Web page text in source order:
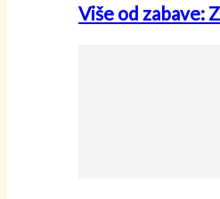
Više od zabave: